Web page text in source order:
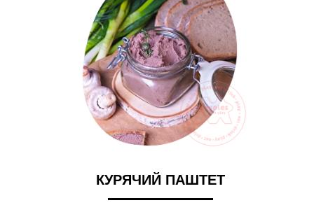
КУРЯЧИЙ ПАШТЕТ